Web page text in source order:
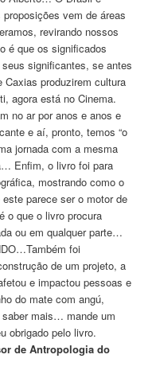
vem de áreas
revirando nossos
é que os significados
significantes, se antes
produzirem cultura
agora está no Cinema.
no ar por anos e anos e
e aí, pronto, temos “o
jornada com a mesma
Enfim, o livro foi para
mostrando como o
este parece ser o motor de
o que o livro procura
ou em qualquer parte…
foi
de um projeto, a
e impactou pessoas e
do mate com angú,
mais… mande um
obrigado pelo livro.
de Antropologia do